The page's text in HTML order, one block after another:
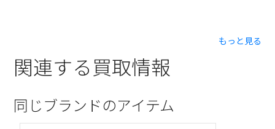
もっと見る
関連する買取情報
同じブランドのアイテム